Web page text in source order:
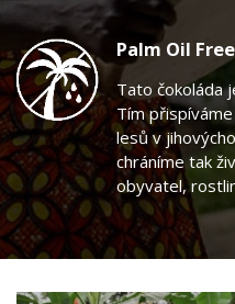
Palm Oil Free
Tato čokoláda
Tím
lesů v
chráníme tak
obyvatel,